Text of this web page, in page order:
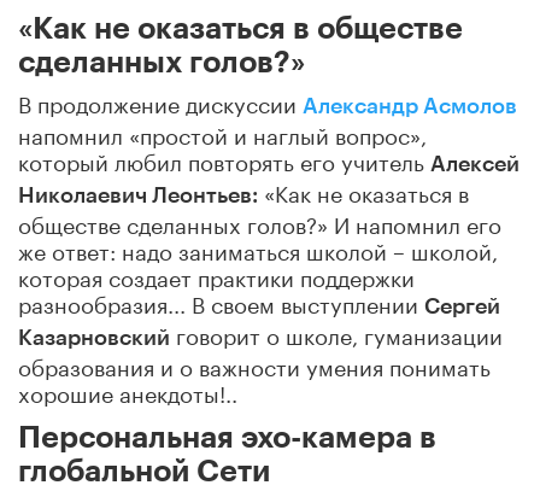
«Как не оказаться в обществе
сделанных голов?»
В продолжение дискуссии Александр Асмолов
напомнил «простой и наглый вопрос»,
который любил повторять его учитель Алексей
Николаевич Леонтьев: «Как не оказаться в
обществе сделанных голов?» И напомнил его
же ответ: надо заниматься школой – школой,
которая создает практики поддержки
разнообразия... В своем выступлении Сергей
Казарновский говорит о школе, гуманизации
образования и о важности умения понимать
хорошие анекдоты!..
Персональная эхо-камера в
глобальной Сети